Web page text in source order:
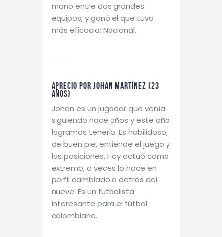
mano entre dos grandes
equipos, y ganó el que tuvo
más eficacia: Nacional.
Aprecio por Johan Martínez (23
años)
Johan es un jugador que venía
siguiendo hace años y este año
logramos tenerlo. Es habilidoso,
de buen pie, entiende el juego y
las posiciones. Hoy actuó como
extremo, a veces lo hace en
perfil cambiado o detrás del
nueve. Es un futbolista
interesante para el fútbol
colombiano.